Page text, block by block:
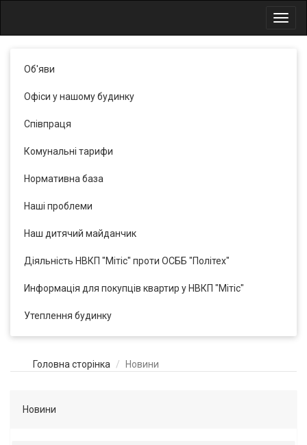
Об'яви
Офіси у нашому будинку
Співпраця
Комунальні тарифи
Нормативна база
Наші проблеми
Наш дитячий майданчик
Діяльність НВКП "Мітіс" проти ОСББ "Політех"
Информація для покупців квартир у НВКП "Мітіс"
Утеплення будинку
Головна сторінка Новини
Новини